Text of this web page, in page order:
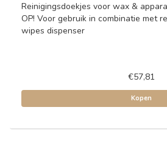
Reinigingsdoekjes voor wax &
OP! Voor gebruik in combinatie met
wipes dispenser
€57,81
Kopen